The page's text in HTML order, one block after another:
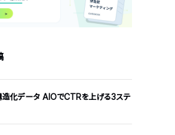
造化データ AIOでCTRを上げる3ステ